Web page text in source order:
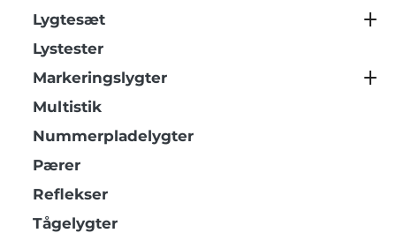
Lygtesæt
Lystester
Markeringslygter
Multistik
Nummerpladelygter
Pærer
Reflekser
Tågelygter